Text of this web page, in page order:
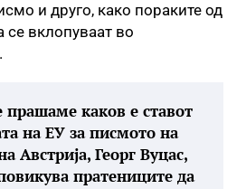
и друго, како пораките од
се вклопуваат во
прашаме каков е ставот
на ЕУ за писмото на
Австрија, Георг Вуцас,
пратениците да